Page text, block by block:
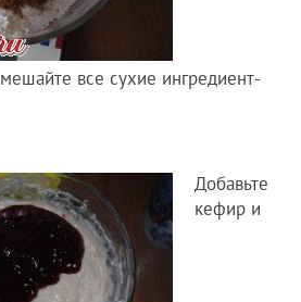
все сухие ингредиент­
Добавьте
кефир и